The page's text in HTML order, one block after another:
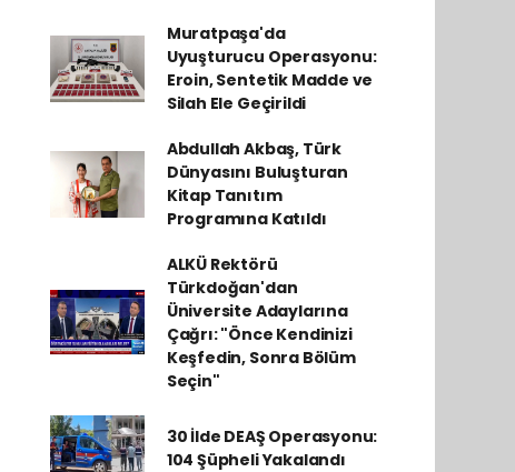
Muratpaşa'da
Uyuşturucu Operasyonu:
Eroin, Sentetik Madde ve
Silah Ele Geçirildi
Abdullah Akbaş, Türk
Dünyasını Buluşturan
Kitap Tanıtım
Programına Katıldı
ALKÜ Rektörü
Türkdoğan'dan
Üniversite Adaylarına
Çağrı: "Önce Kendinizi
Keşfedin, Sonra Bölüm
Seçin"
30 İlde DEAŞ Operasyonu:
104 Şüpheli Yakalandı